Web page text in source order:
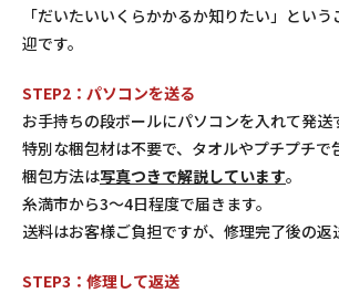
「だいたいいくらかかるか知りたい」とい
迎です。
STEP2：パソコンを送る
お手持ちの段ボールにパソコンを入れて発送
特別な梱包材は不要で、タオルやプチプチで
梱包方法は写真つきで解説しています。
糸満市から3〜4日程度で届きます。
送料はお客様ご負担ですが、修理完了後の返
STEP3：修理して返送